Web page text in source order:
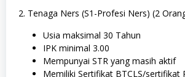
2. Tenaga Ners (S1-Profesi Ners) (2
Usia maksimal 30 Tahun
IPK minimal 3.00
Mempunyai STR yang masih aktif
Memiliki Sertifikat BTCLS/sertifikat